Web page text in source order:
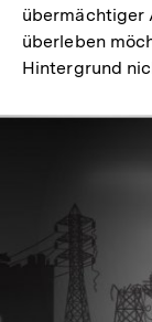
übermächtiger
überleben
Hintergrund